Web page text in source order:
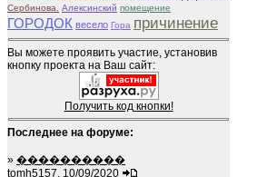
Сербинова. Алексинский помещение
ГОРОДОК весело Гора причинение
Вы можете проявить участие, установив
кнопку проекта на Ваш сайт:
Получить код кнопки!
Последнее на форуме:
» ����������
tomh5157, 10/09/2020